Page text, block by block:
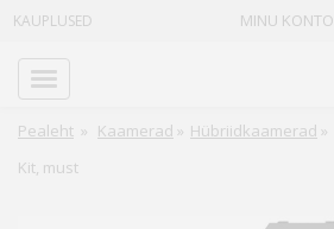
KAUPLUSED MINU KONTO
Pealeht » Kaamerad » Hübriidkaamerad »
Kit, must
Info
Teenused